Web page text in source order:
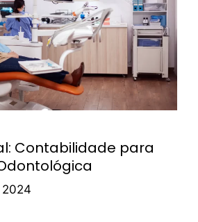
Contabilidade para